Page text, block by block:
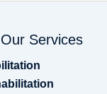
Our Services